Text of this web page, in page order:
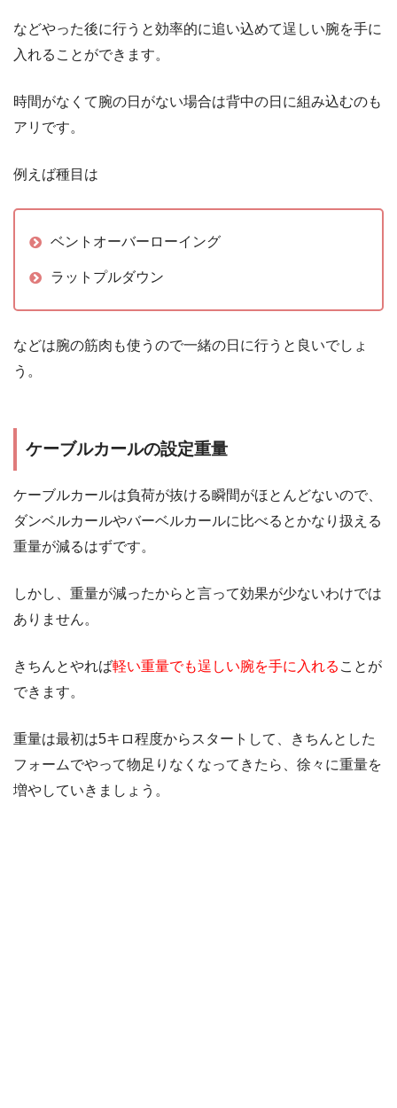
などやった後に行うと効率的に追い込めて逞しい腕を手に
入れることができます。
時間がなくて腕の日がない場合は背中の日に組み込むのも
アリです。
例えば種目は
ベントオーバーローイング
ラットプルダウン
などは腕の筋肉も使うので一緒の日に行うと良いでしょ
う。
ケーブルカールの設定重量
ケーブルカールは負荷が抜ける瞬間がほとんどないので、
ダンベルカールやバーベルカールに比べるとかなり扱える
重量が減るはずです。
しかし、重量が減ったからと言って効果が少ないわけでは
ありません。
きちんとやれば軽い重量でも逞しい腕を手に入れる ことが
できます。
重量は最初は5キロ程度からスタートして、きちんとした
フォームでやって物足りなくなってきたら、徐々に重量を
増やしていきましょう。